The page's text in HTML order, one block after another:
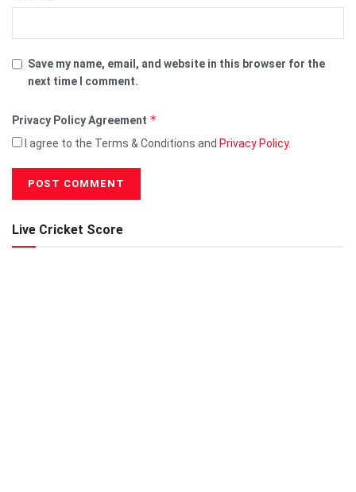
Save my name, email, and website in this browser for the
next time I comment.
Privacy Policy Agreement *
I agree to the Terms & Conditions and Privacy Policy.
Live Cricket Score